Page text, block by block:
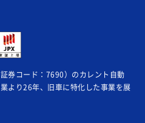
券コード：7690）のカレント自動
より26年、旧車に特化した事業を展